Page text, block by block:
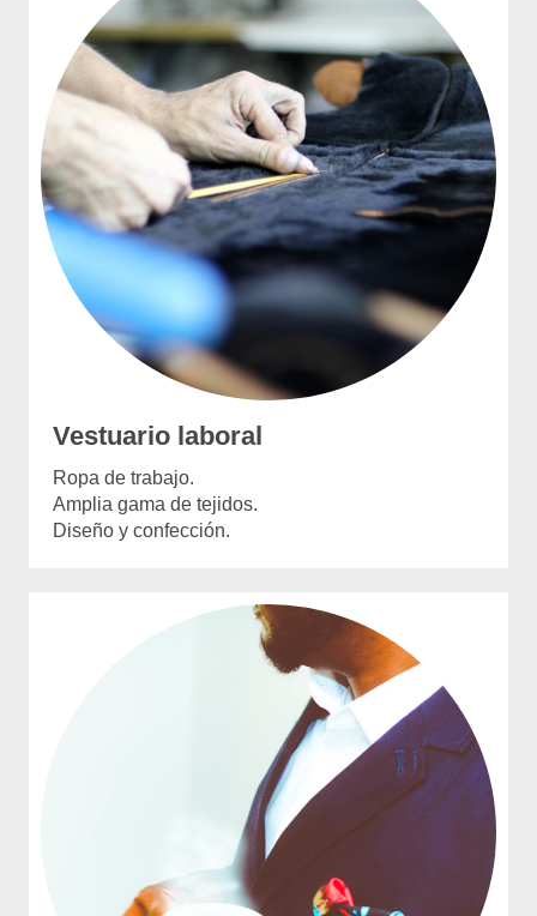
Vestuario laboral
Ropa de trabajo.
Amplia gama de tejidos.
Diseño y confección.